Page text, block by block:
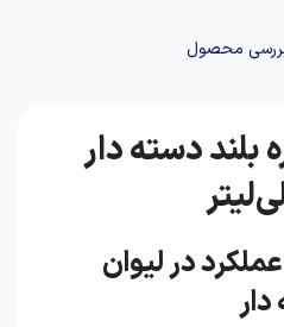
محصول
بلند دسته دار
در لیوان